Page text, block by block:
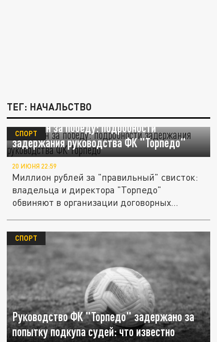
ТЕГ: НАЧАЛЬСТВО
Миллион за победу: подробности
задержания руководства ФК "Торпедо"
СПОРТ
20 ИЮНЯ 22:59
Миллион рублей за "правильный" свисток:
владельца и директора "Торпедо"
обвиняют в организации договорных...
Руководство ФК "Торпедо" задержано за
попытку подкупа судей: что известно
СПОРТ